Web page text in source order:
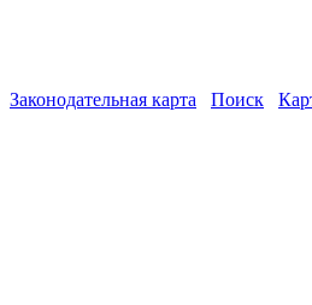
Законодательная карта Поиск